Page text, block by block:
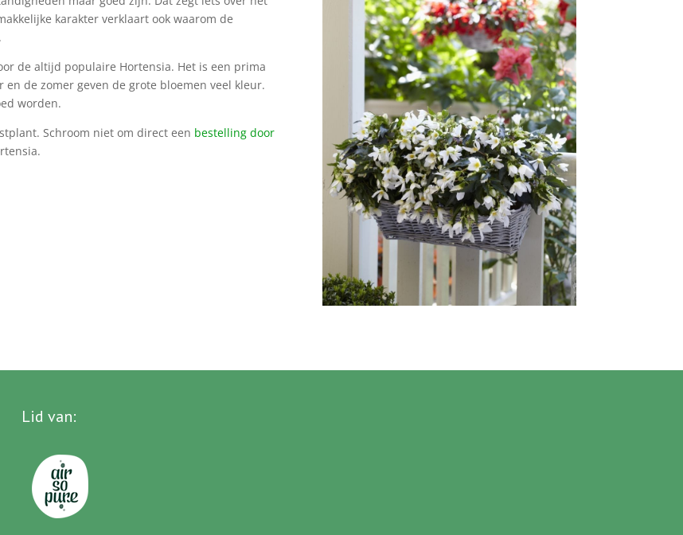
karakter verklaart ook waarom de
de altijd populaire Hortensia. Het is een prima
de zomer geven de grote bloemen veel kleur.
worden.
Schroom niet om direct een bestelling door
Lid van: